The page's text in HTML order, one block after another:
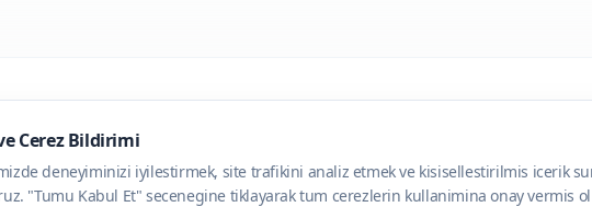
Cerez Bildirimi
deneyiminizi iyilestirmek, site trafikini analiz etmek ve kisisellestirilmis icerik
"Tumu Kabul Et" secenegine tiklayarak tum cerezlerin kullanimina onay vermis